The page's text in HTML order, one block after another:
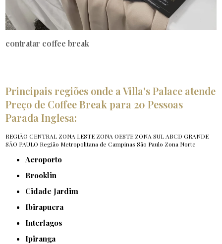
contratar coffee break
Principais regiões onde a Villa's Palace atende
Preço de Coffee Break para 20 Pessoas
Parada Inglesa:
REGIÃO CENTRAL ZONA LESTE ZONA OESTE ZONA SUL ABCD GRANDE
SÃO PAULO Região Metropolitana de Campinas São Paulo Zona Norte
Aeroporto
Brooklin
Cidade Jardim
Ibirapuera
Interlagos
Ipiranga